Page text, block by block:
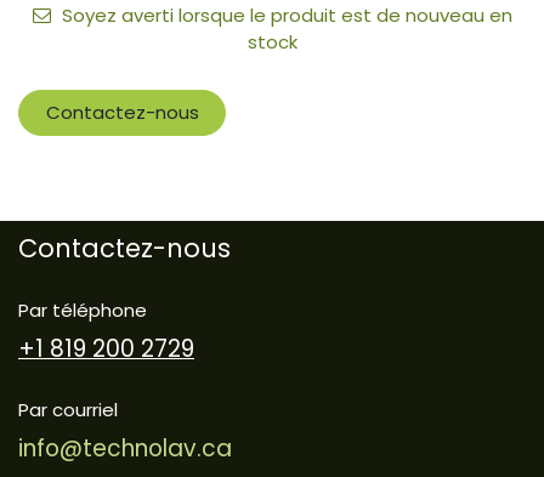
Soyez averti lorsque le produit est de nouveau en
stock
Contactez-nous
Contactez-nous
Par téléphone
+1 819 200 2729
Par courriel
info@technolav.ca